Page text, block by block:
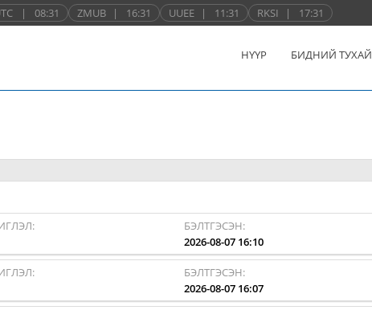
| 08:31 ZMUB | 16:31 UUEE | 11:31 RKSI | 17:31
НҮҮР БИДНИЙ ТУХАЙ
БЭЛТГЭСЭН:
2026-08-07 16:10
БЭЛТГЭСЭН:
2026-08-07 16:07